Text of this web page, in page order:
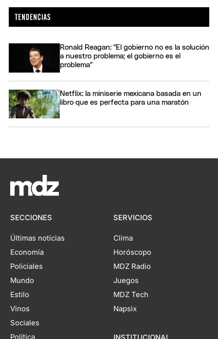
Ronald Reagan: "El gobierno no es la solución
a nuestro problema; el gobierno es el
problema"
Netflix: la miniserie mexicana basada en un
libro que es perfecta para una maratón
SECCIONES
Últimas noticias
Economía
Policiales
Mundo
Estilo
Vinos
Sociales
SERVICIOS
Clima
Horóscopo
MDZ Radio
Juegos
MDZ Tech
Napsix